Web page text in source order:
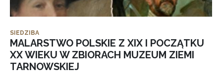
SIEDZIBA
MALARSTWO POLSKIE Z XIX I POCZĄTKU
XX WIEKU W ZBIORACH MUZEUM ZIEMI
TARNOWSKIEJ